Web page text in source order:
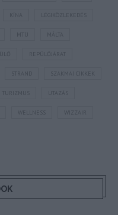
MTÜ MÁLTA
REPÜLŐJÁRAT
STRAND
TURIZMUS UTAZÁS